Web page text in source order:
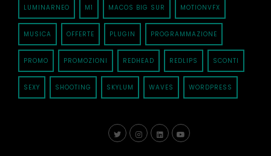
LUMINARNEO M1 MACOS BIG SUR MOTIONVFX
MUSICA OFFERTE PLUGIN PROGRAMMAZIONE
PROMO PROMOZIONI REDHEAD REDLIPS SCONTI
SEXY SHOOTING SKYLUM WAVES WORDPRESS